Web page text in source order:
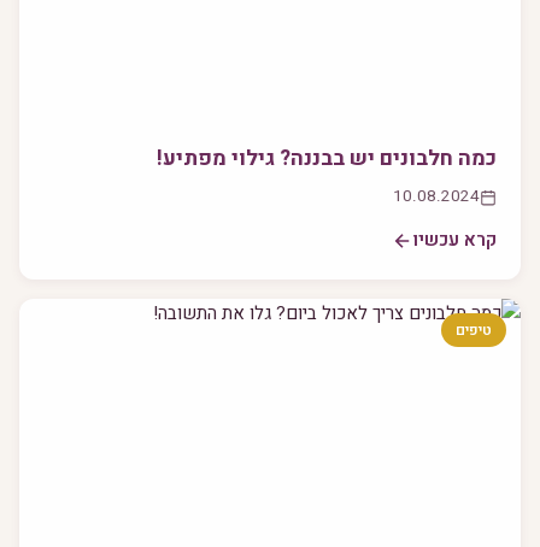
כמה חלבונים יש בבננה? גילוי מפתיע!
10.08.2024
קרא עכשיו
טיפים